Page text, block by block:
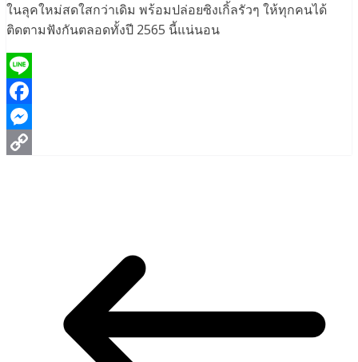
ในลุคใหม่สดใสกว่าเดิม พร้อมปล่อยซิงเกิ้ลรัวๆ ให้ทุกคนได้
ติดตามฟังกันตลอดทั้งปี 2565 นี้แน่นอน
Line
Facebook
Messenger